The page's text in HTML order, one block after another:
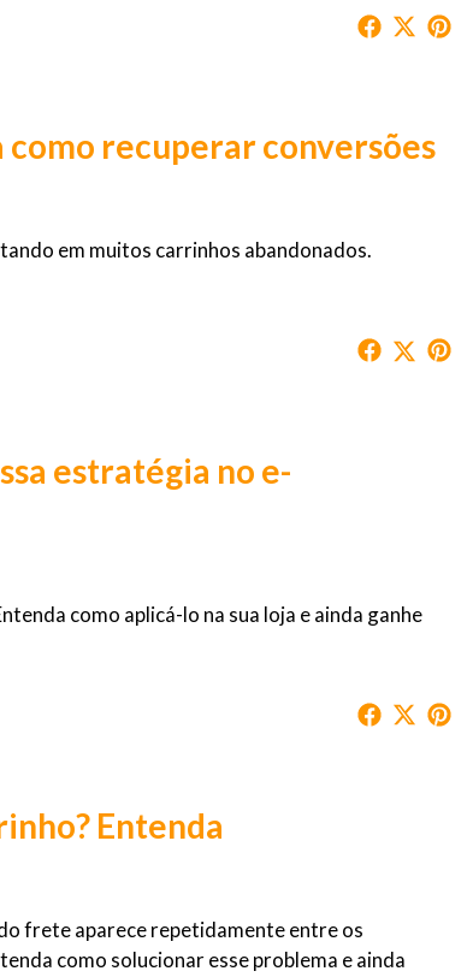
como recuperar conversões
em muitos carrinhos abandonados.
estratégia no e-
como aplicá-lo na sua loja e ainda ganhe
Entenda
frete aparece repetidamente entre os
como solucionar esse problema e ainda